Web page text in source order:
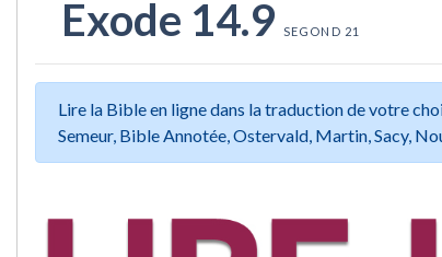
Exode 14.9 SEGOND 21
Lire la Bible en ligne dans la traduction de votre
Semeur, Bible Annotée, Ostervald, Martin, Sacy,